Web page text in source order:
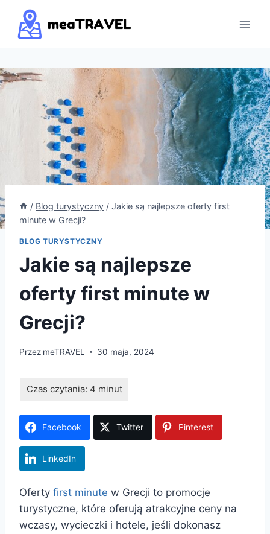
Przejdź
treści
/ Blog turystyczny / Jakie są najlepsze oferty first
minute w Grecji?
BLOG TURYSTYCZNY
Jakie są najlepsze
oferty first minute w
Grecji?
Przez meTRAVEL 30 maja, 2024
Facebook Twitter Pinterest
LinkedIn
Oferty first minute w Grecji to promocje
turystyczne, które oferują atrakcyjne ceny na
wczasy, wycieczki i hotele, jeśli dokonasz